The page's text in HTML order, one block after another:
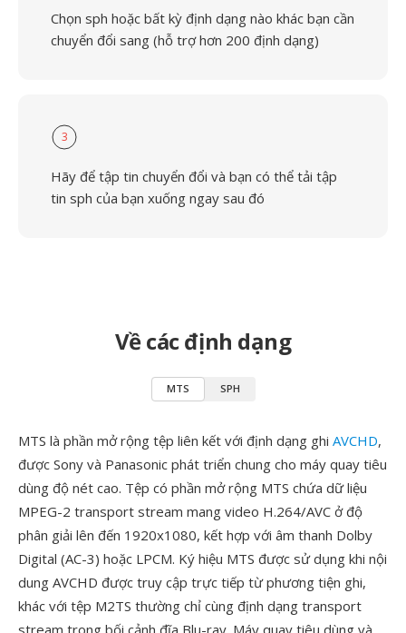
Chọn sph hoặc bất kỳ định dạng nào khác bạn cần
chuyển đổi sang (hỗ trợ hơn 200 định dạng)
3
Hãy để tập tin chuyển đổi và bạn có thể tải tập
tin sph của bạn xuống ngay sau đó
Về các định dạng
MTS SPH
MTS là phần mở rộng tệp liên kết với định dạng ghi AVCHD,
được Sony và Panasonic phát triển chung cho máy quay tiêu
dùng độ nét cao. Tệp có phần mở rộng MTS chứa dữ liệu
MPEG-2 transport stream mang video H.264/AVC ở độ
phân giải lên đến 1920x1080, kết hợp với âm thanh Dolby
Digital (AC-3) hoặc LPCM. Ký hiệu MTS được sử dụng khi nội
dung AVCHD được truy cập trực tiếp từ phương tiện ghi,
khác với tệp M2TS thường chỉ cùng định dạng transport
stream trong bối cảnh đĩa Blu-ray. Máy quay tiêu dùng và